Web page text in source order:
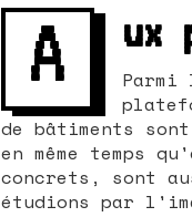
A ux
de bâtiments
en même temps
concrets, sont
étudions par